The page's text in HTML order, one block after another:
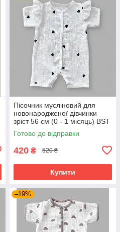
Пісочник мусліновий для
новонародженої дівчинки
зріст 56 см (0 - 1 місяць) BST
чорні сердечка
Готово до відправки
420 ₴ 520 ₴
Купити
–19%